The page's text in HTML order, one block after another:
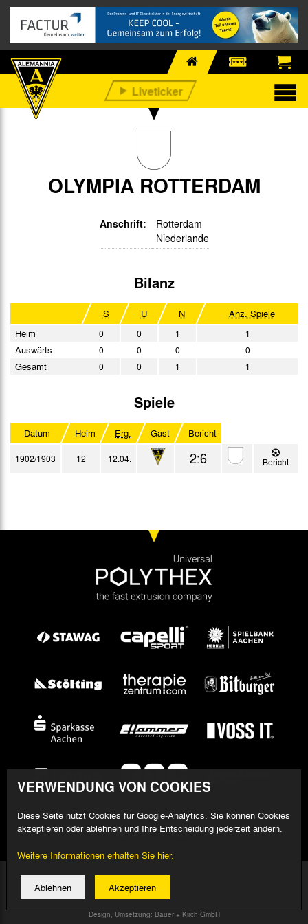
OLYMPIA ROTTERDAM
Anschrift:
Rotterdam
Niederlande
Bilanz
S U N
Anz. Spiele
Heim
0 0 1 1
Auswärts 0 0 0 0
Gesamt 0 0 1 1
Spiele
Datum Heim Erg. Gast Bericht
1902/1903 12 12.04. 2:6 Bericht
© 2026 Alemannia Aachen - Alle Rechte vorbehalten
Impressum/Datenschutz
Design, Umsetzung: Bauer + Kirch GmbH
VERWENDUNG VON COOKIES
Diese Seite nutzt Cookies für Google-Analytics. Sie können Cookies
akzeptieren oder ablehnen und Ihre Entscheidung jederzeit ändern.
Weitere Informationen erhalten Sie hier.
Ablehnen Akzeptieren